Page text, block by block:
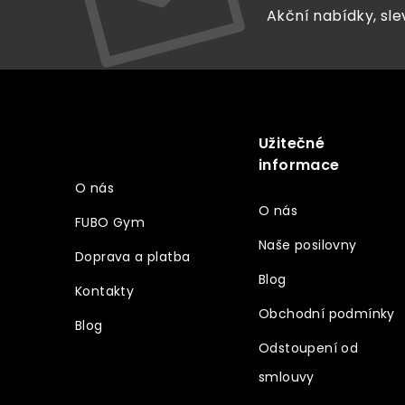
Akční nabídky,
Z
O nás
FUBO Gym
Doprava a platba
Kontakty
Blog
Užitečné
informace
O nás
Naše posilovny
Blog
Obchodní podmínky
Odstoupení od
smlouvy